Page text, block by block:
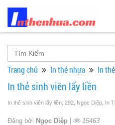
Trang chủ In thẻ nhựa In
In thẻ sinh viên lấy liền
In thẻ sinh viên lấy liền, 292, Ngọc Diệp, In
Đăng bởi Ngọc Diệp | 15463